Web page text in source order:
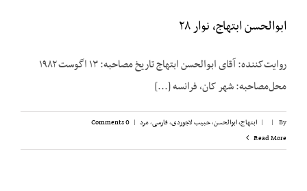
ابوالحسن ابتهاج، نوار ۲۸
روایت‌کننده: آقای ابوالحسن ابتهاج تاریخ مصاحبه: ۱۳ اگوست ۱۹۸۲
محل‌مصاحبه: شهر کان، فرانسه [...]
By
|
| ابتهاج، ابوالحسن,حبیب لاجوردی,فارسی,مرد |
0 Comments
Read More